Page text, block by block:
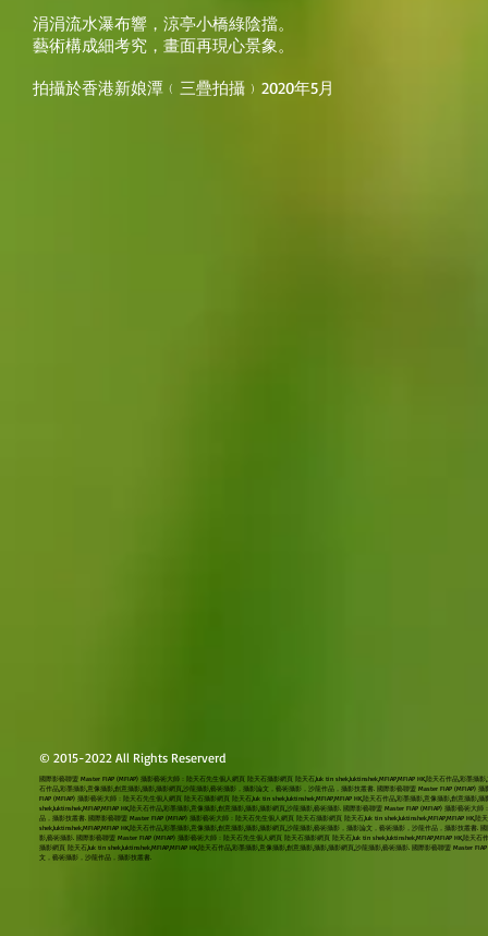
涓涓流水瀑布響，涼亭小橋綠陰擋。
藝術構成細考究，畫面再現心景象。
拍攝於香港新娘潭﹙三疊拍攝﹚2020年5月
© 2015-2022 All Rights Reserverd
國際影藝聯盟 Master FIAP (MFIAP) 攝影藝術大師：陸天石先生個人網頁 陸天石攝影網頁 陸天石,luk tin shek,luktinshek,MFIAP,MFIAP HK,陸天石作品,彩墨
石作品,彩墨攝影,意像攝影,創意攝影,攝影,攝影網頁,沙龍攝影,藝術攝影，攝影論文，藝術攝影，沙龍作品，攝影技叢書. 國際影藝聯盟 Master FIAP (MFIAP)
FIAP (MFIAP) 攝影藝術大師：陸天石先生個人網頁 陸天石攝影網頁 陸天石,luk tin shek,luktinshek,MFIAP,MFIAP HK,陸天石作品,彩墨攝影,意像攝影,創意攝
shek,luktinshek,MFIAP,MFIAP HK,陸天石作品,彩墨攝影,意像攝影,創意攝影,攝影,攝影網頁,沙龍攝影,藝術攝影. 國際影藝聯盟 Master FIAP (MFIAP) 攝影藝術
品，攝影技叢書. 國際影藝聯盟 Master FIAP (MFIAP) 攝影藝術大師：陸天石先生個人網頁 陸天石攝影網頁 陸天石,luk tin shek,luktinshek,MFIAP,MFIAP
shek,luktinshek,MFIAP,MFIAP HK,陸天石作品,彩墨攝影,意像攝影,創意攝影,攝影,攝影網頁,沙龍攝影,藝術攝影，攝影論文，藝術攝影，沙龍作品，攝影技叢
影,藝術攝影. 國際影藝聯盟 Master FIAP (MFIAP) 攝影藝術大師：陸天石先生個人網頁 陸天石攝影網頁 陸天石,luk tin shek,luktinshek,MFIAP,MFIAP HK,陸
攝影網頁 陸天石,luk tin shek,luktinshek,MFIAP,MFIAP HK,陸天石作品,彩墨攝影,意像攝影,創意攝影,攝影,攝影網頁,沙龍攝影,藝術攝影. 國際影藝聯盟 Master
文，藝術攝影，沙龍作品，攝影技叢書.